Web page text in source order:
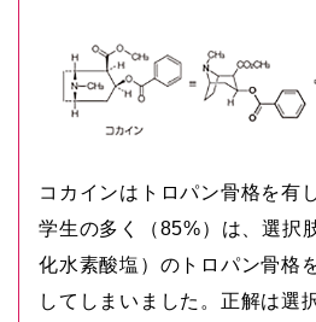
コカインはトロパン骨格を有
学生の多く（85%）は、選択
化水素酸塩）のトロパン骨格
してしまいました。正解は選